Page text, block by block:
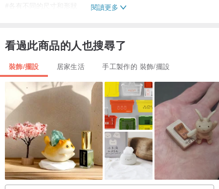
#各有不同的尺寸和形狀
經過歲月的洗禮有些古董難免會有些微的歷史痕跡和黑點，
但這不影響本身的復古美麗，
完美主義及習慣購買全新商品的朋友們下單前請三思，
我們也期待您成為和我們一樣熱愛古物的美^^
有任何問題可發訊給我們喔！
尺寸：長28*寬28 cm
閱讀更多
看過此商品的人也搜尋了
裝飾/擺設 居家生活 手工製作的 裝飾/擺設